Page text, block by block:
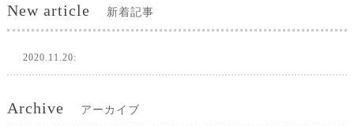
New article 新着記事
2020.11.20:
Archive アーカイブ